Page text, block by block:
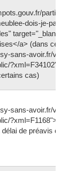
particulier/
dois-je-payer-
a> (dans
sans-avoir.fr/vie-
cas)
sans-avoir.fr/vie-
de préavis d'un